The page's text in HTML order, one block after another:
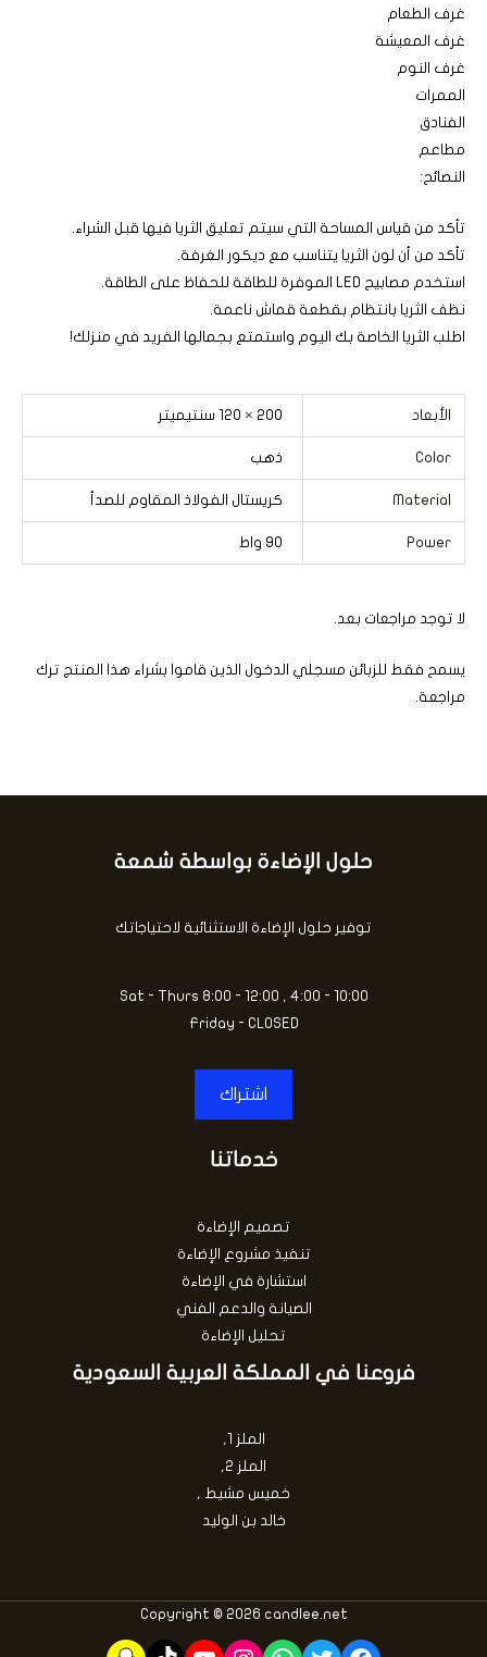
غرف الطعام
غرف المعيشة
غرف النوم
الممرات
الفنادق
مطاعم
النصائح:
تأكد من قياس المساحة التي سيتم تعليق الثريا فيها قبل الشراء.
تأكد من أن لون الثريا يتناسب مع ديكور الغرفة.
استخدم مصابيح LED الموفرة للطاقة للحفاظ على الطاقة.
نظف الثريا بانتظام بقطعة قماش ناعمة.
اطلب الثريا الخاصة بك اليوم واستمتع بجمالها الفريد في منزلك!
الأبعاد 200 × 120 سنتيميتر
Color ذهب
Material كريستال الفولاذ المقاوم للصدأ
Power 90 واط
لا توجد مراجعات بعد.
يسمح فقط للزبائن مسجلي الدخول الذين قاموا بشراء هذا المنتج ترك
مراجعة.
حلول الإضاءة بواسطة شمعة
توفير حلول الإضاءة الاستثنائية لاحتياجاتك
Sat - Thurs 8:00 - 12:00 , 4:00 - 10:00
Friday - CLOSED
اشتراك
خدماتنا
تصميم الإضاءة
تنفيذ مشروع الإضاءة
استشارة في الإضاءة
الصيانة والدعم الفني
تحليل الإضاءة
فروعنا في المملكة العربية السعودية
الملز 1,
الملز 2,
خميس مشيط ,
خالد بن الوليد
Copyright © 2026 candlee.net
Facebook
Twitter
WhatsApp
Instagram
YouTube
TikTok
Snapchat